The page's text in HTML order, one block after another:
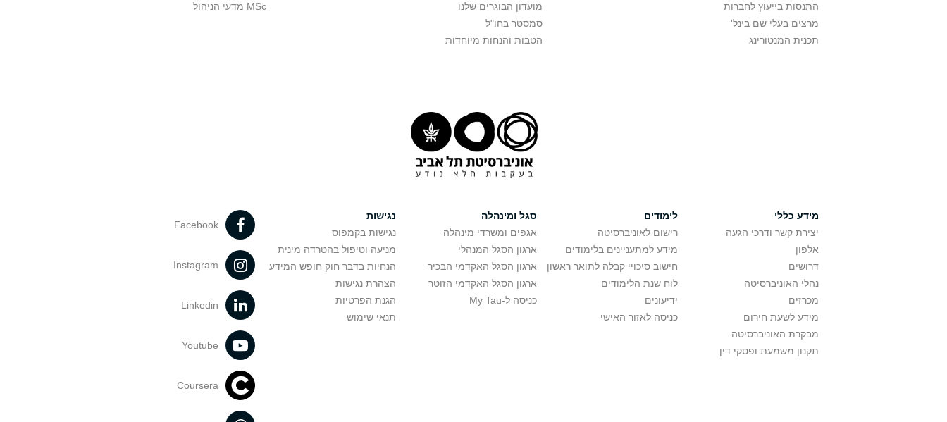
התנסות בייעוץ לחברות
מרצים בעלי שם בינל'
תכנית המנטורינג
מועדון הבוגרים שלנו
סמסטר בחו"ל
הטבות והנחות מיוחדות
MSc מדעי הניהול
מידע כללי
יצירת קשר ודרכי הגעה
אלפון
דרושים
נהלי האוניברסיטה
מכרזים
מידע לשעת חירום
מבקרת האוניברסיטה
תקנון משמעת ופסקי דין
לימודים
רישום לאוניברסיטה
מידע למתעניינים בלימודים
חישוב סיכויי קבלה לתואר ראשון
לוח שנת הלימודים
ידיעונים
כניסה לאזור האישי
סגל ומינהלה
אגפים ומשרדי מינהלה
ארגון הסגל המנהלי
ארגון הסגל האקדמי הבכיר
ארגון הסגל האקדמי הזוטר
כניסה ל-My Tau
נגישות
נגישות בקמפוס
מניעה וטיפול בהטרדה מינית
הנחיות בדבר חוק חופש המידע
הצהרת נגישות
הגנת הפרטיות
תנאי שימוש
Facebook
Instagram
Linkedin
Youtube
Coursera